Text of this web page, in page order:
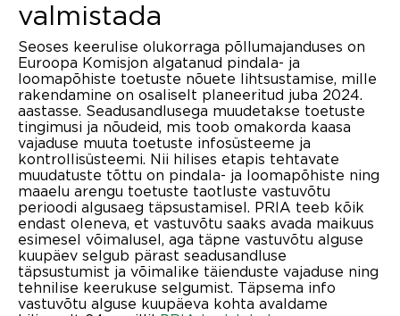
valmistada
Seoses keerulise olukorraga põllumajanduses on
Euroopa Komisjon algatanud pindala- ja
loomapõhiste toetuste nõuete lihtsustamise, mille
rakendamine on osaliselt planeeritud juba 2024.
aastasse. Seadusandlusega muudetakse toetuste
tingimusi ja nõudeid, mis toob omakorda kaasa
vajaduse muuta toetuste infosüsteeme ja
kontrollisüsteemi. Nii hilises etapis tehtavate
muudatuste tõttu on pindala- ja loomapõhiste ning
maaelu arengu toetuste taotluste vastuvõtu
perioodi algusaeg täpsustamisel. PRIA teeb kõik
endast oleneva, et vastuvõtu saaks avada maikuus
esimesel võimalusel, aga täpne vastuvõtu alguse
kuupäev selgub pärast seadusandluse
täpsustumist ja võimalike täienduste vajaduse ning
tehnilise keerukuse selgumist. Täpsema info
vastuvõtu alguse kuupäeva kohta avaldame